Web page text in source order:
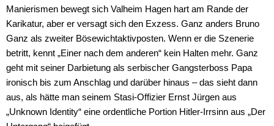
Manierismen bewegt sich Valheim Hagen hart am Rande der
Karikatur, aber er versagt sich den Exzess. Ganz anders Bruno
Ganz als zweiter Bösewichtaktivposten. Wenn er die Szenerie
betritt, kennt „Einer nach dem anderen“ kein Halten mehr. Ganz
geht mit seiner Darbietung als serbischer Gangsterboss Papa
ironisch bis zum Anschlag und darüber hinaus – das sieht dann
aus, als hätte man seinem Stasi-Offizier Ernst Jürgen aus
„Unknown Identity“ eine ordentliche Portion Hitler-Irrsinn aus „Der